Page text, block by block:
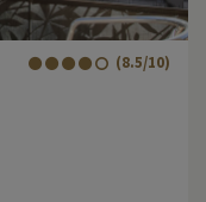
(8.5/10)